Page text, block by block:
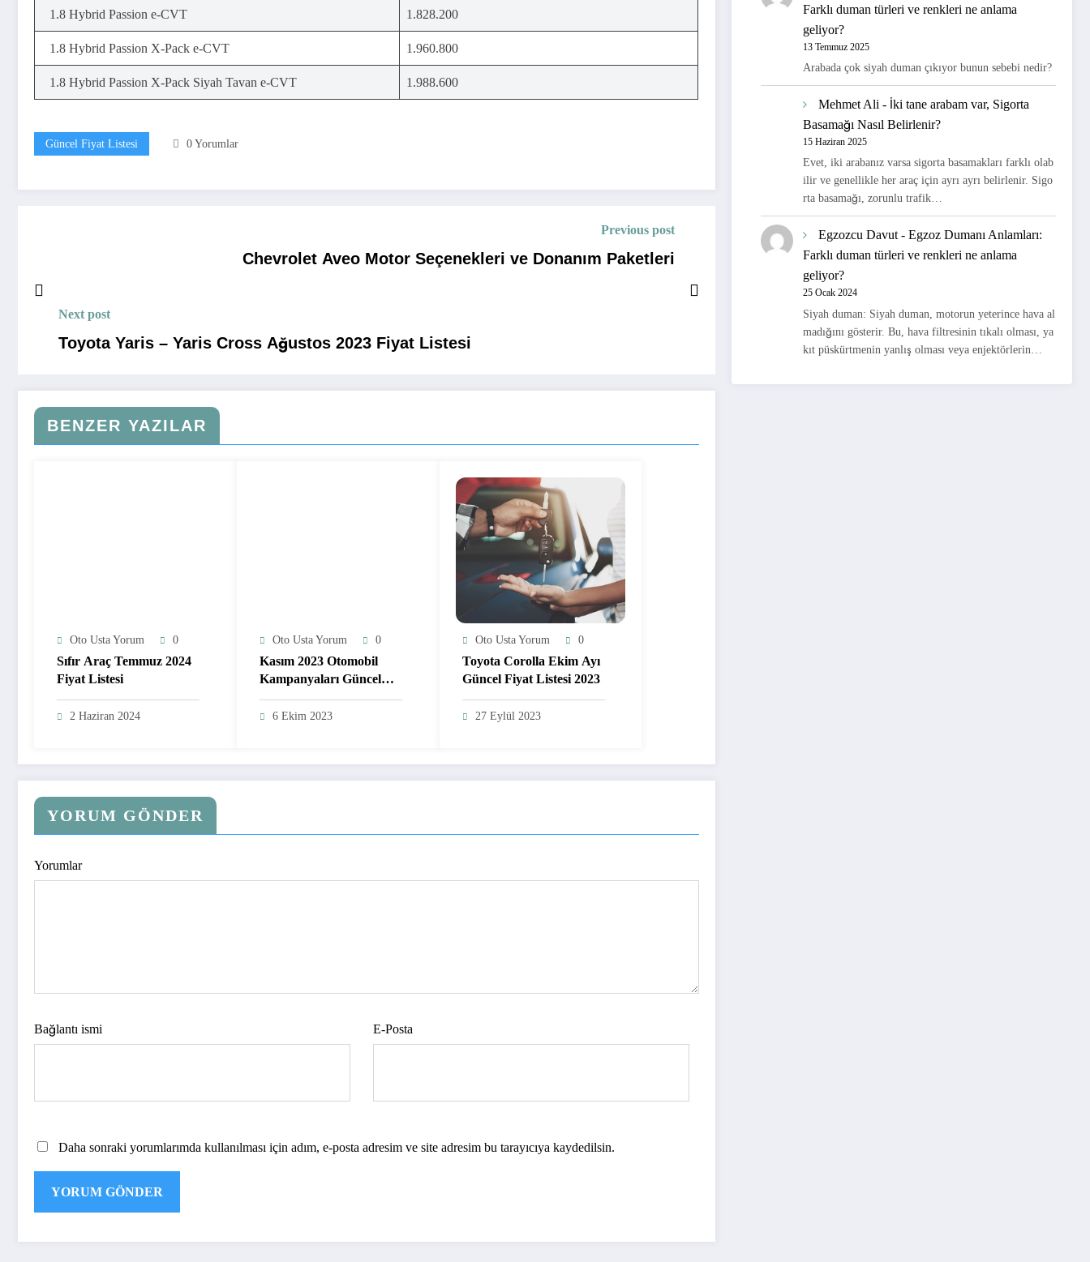
1.8 Hybrid Passion e-CVT 1.828.200
1.8 Hybrid Passion X-Pack e-CVT 1.960.800
1.8 Hybrid Passion X-Pack Siyah Tavan e-CVT 1.988.600
Güncel Fiyat Listesi 0 Yorumlar
Previous post
Chevrolet Aveo Motor Seçenekleri ve Donanım Paketleri
Next post
Toyota Yaris – Yaris Cross Ağustos 2023 Fiyat Listesi
BENZER YAZILAR
Oto Usta Yorum 0
Sıfır Araç Temmuz 2024
Fiyat Listesi
2 Haziran 2024
Oto Usta Yorum 0
Kasım 2023 Otomobil
Kampanyaları Güncel
Araba Fiyatları
6 Ekim 2023
Oto Usta Yorum 0
Toyota Corolla Ekim Ayı
Güncel Fiyat Listesi 2023
27 Eylül 2023
YORUM GÖNDER
Yorumlar
Bağlantı ismi E-Posta
Daha sonraki yorumlarımda kullanılması için adım, e-posta adresim ve site adresim bu tarayıcıya kaydedilsin.
Farklı duman türleri ve renkleri ne anlama
geliyor?
13 Temmuz 2025
Arabada çok siyah duman çıkıyor bunun sebebi nedir?
Mehmet Ali - İki tane arabam var, Sigorta
Basamağı Nasıl Belirlenir?
15 Haziran 2025
Evet, iki arabanız varsa sigorta basamakları farklı olab
ilir ve genellikle her araç için ayrı ayrı belirlenir. Sigo
rta basamağı, zorunlu trafik…
Egzozcu Davut-Egzoz Dumanı Anlamları:
Farklı duman türleri ve renkleri ne anlama
geliyor?
25 Ocak 2024
Siyah duman: Siyah duman, motorun yeterince hava al
madığını gösterir. Bu, hava filtresinin tıkalı olması, ya
kıt püskürtmenin yanlış olması veya enjektörlerin…